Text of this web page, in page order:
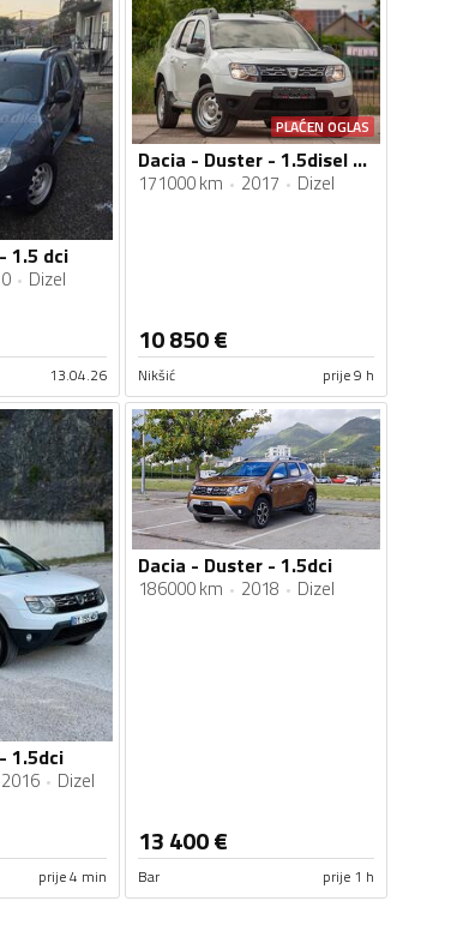
1.5 dci
Dizel
13.04.26
PLAĆEN OGLAS
Dacia - Duster - 1.5disel 4x4
171000 km 2017 Dizel
10 850€
Nikšić prije 9 h
1.5dci
2016 Dizel
prije 4 min
Dacia - Duster - 1.5dci
186000 km 2018 Dizel
13 400€
Bar prije 1 h